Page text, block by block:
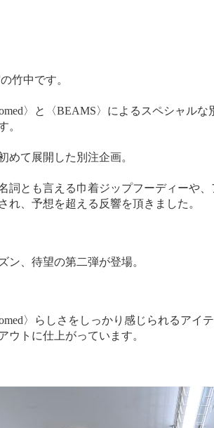
竹中です。
〉と〈BEAMS〉によるスペシャル
。
めて展開した別注企画。
詞とも言える巾着ジップフーディーや
れ、予想を超える反響を頂きました。
ン、待望の第二弾が登場。
〉らしさをしっかり感じられるアイ
ウトに仕上がっています。